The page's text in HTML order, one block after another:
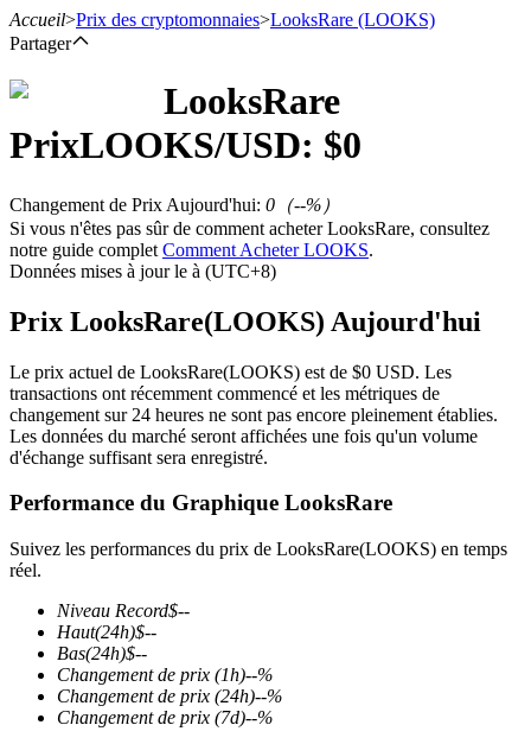
Contrats à terme
Futures USDT
Futures utilisant l'USDT comme garantie
Futures COIN-M
Contrats à terme sur crypto-monnaie
Accueil>Prix des cryptomonnaies>LooksRare (LOOKS)
Partager
LooksRare
PrixLOOKS/USD: $0
Changement de Prix Aujourd'hui: 0 （--%）
Si vous n'êtes pas sûr de comment acheter LooksRare, consultez
notre guide complet Comment Acheter LOOKS.
Données mises à jour le à (UTC+8)
Prix LooksRare(LOOKS) Aujourd'hui
Le prix actuel de LooksRare(LOOKS) est de $0 USD. Les
transactions ont récemment commencé et les métriques de
changement sur 24 heures ne sont pas encore pleinement établies.
Les données du marché seront affichées une fois qu'un volume
d'échange suffisant sera enregistré.
Performance du Graphique LooksRare
Suivez les performances du prix de LooksRare(LOOKS) en temps
réel.
Niveau Record$--
Haut(24h)$--
Bas(24h)$--
Changement de prix (1h)--%
Changement de prix (24h)--%
Changement de prix (7d)--%